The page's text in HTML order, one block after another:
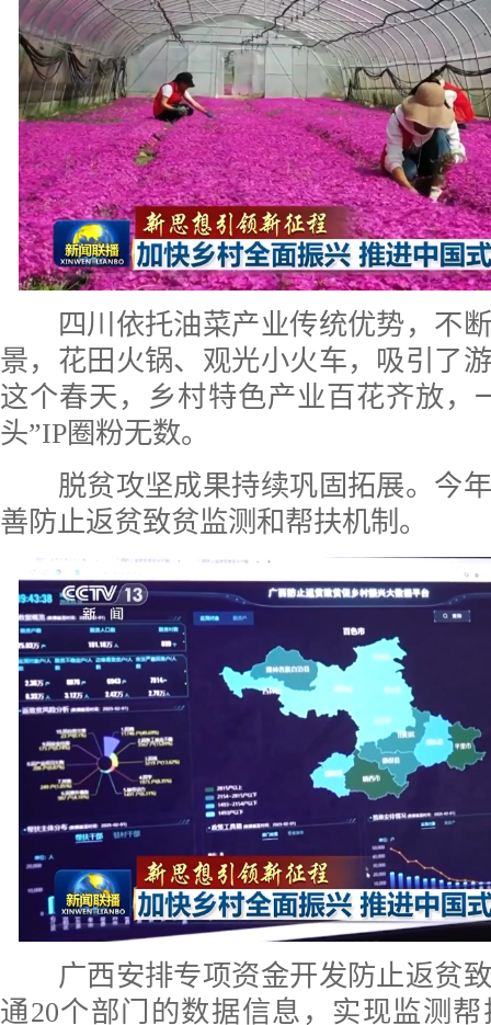
四川依托油菜产业传统优势，不断
景，花田火锅、观光小火车，吸引了
这个春天，乡村特色产业百花齐放，
头”IP圈粉无数。
脱贫攻坚成果持续巩固拓展。今年
善防止返贫致贫监测和帮扶机制。
广西安排专项资金开发防止返贫致
通20个部门的数据信息，实现监测